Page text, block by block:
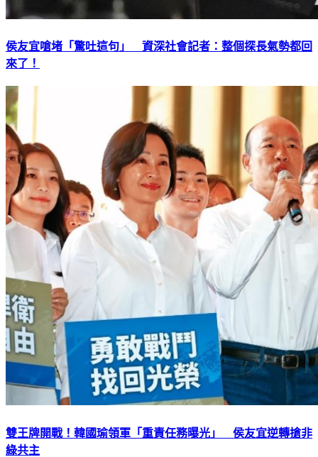
侯友宜嗆堵「驚吐這句」 資深社會記者：整個探長氣勢都回
來了！
雙王牌開戰！韓國瑜領軍「重責任務曝光」 侯友宜逆轉搶非
綠共主